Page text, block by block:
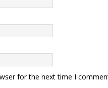
for the next time I